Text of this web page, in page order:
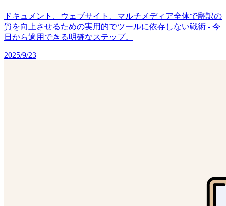
ドキュメント、ウェブサイト、マルチメディア全体で翻訳の
質を向上させるための実用的でツールに依存しない戦術 - 今
日から適用できる明確なステップ。
2025/9/23